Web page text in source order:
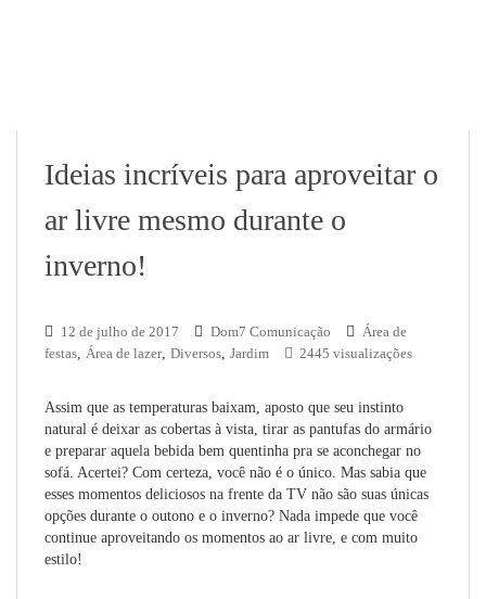
Ideias incríveis para aproveitar o
ar livre mesmo durante o
inverno!
12 de julho de 2017 Dom7 Comunicação
Área de
festas, Área de lazer, Diversos, Jardim 2445 visualizações
Assim que as temperaturas baixam, aposto que seu instinto
natural é deixar as cobertas à vista, tirar as pantufas do armário
e preparar aquela bebida bem quentinha pra se aconchegar no
sofá. Acertei? Com certeza, você não é o único. Mas sabia que
esses momentos deliciosos na frente da TV não são suas únicas
opções durante o outono e o inverno? Nada impede que você
continue aproveitando os momentos ao ar livre, e com muito
estilo!